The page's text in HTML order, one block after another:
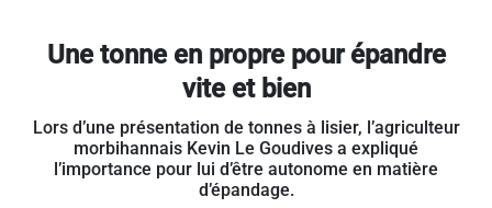
Une tonne en propre pour épandre
vite et bien
Lors d’une présentation de tonnes à lisier, l’agriculteur
morbihannais Kevin Le Goudives a expliqué
l’importance pour lui d’être autonome en matière
d’épandage.